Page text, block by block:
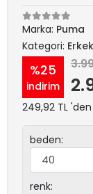
Marka: Puma
Kategori:
%25
indirim
249,92 TL
beden:
renk: